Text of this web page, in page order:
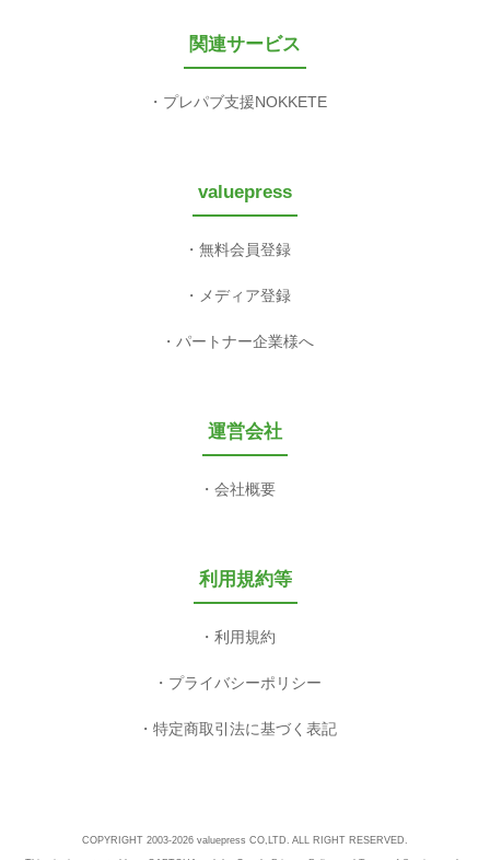
関連サービス
プレパブ支援NOKKETE
valuepress
無料会員登録
メディア登録
パートナー企業様へ
運営会社
会社概要
利用規約等
利用規約
プライバシーポリシー
特定商取引法に基づく表記
COPYRIGHT 2003-2026 valuepress CO,LTD. ALL RIGHT RESERVED.